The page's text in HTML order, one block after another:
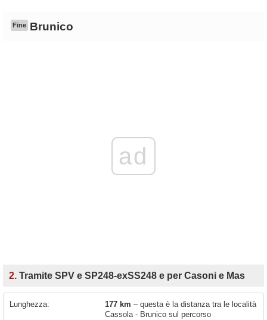
Fine Brunico
ad
2. Tramite SPV e SP248-exSS248 e per Casoni e Mas
Lunghezza: 177 km – questa è la distanza tra le località
Cassola - Brunico sul percorso